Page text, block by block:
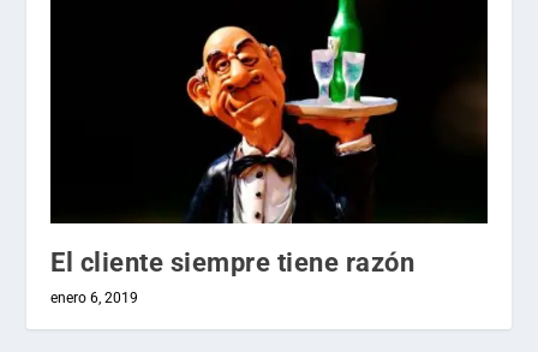
El cliente siempre tiene razón
enero 6, 2019